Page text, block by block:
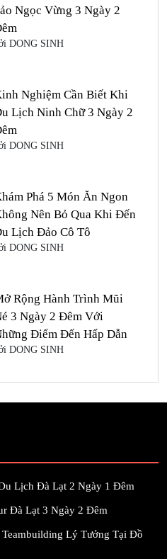
Ngọc Vừng 3 Ngày 2
DONG SINH
Nghiệm Cần Biết Khi
Lịch Ninh Chữ 3 Ngày 2
DONG SINH
Phá 5 Món Ăn Ngon
Nên Bỏ Qua Khi Đến
Lịch Đảo Cô Tô
DONG SINH
Rộng Hành Trình Mũi
3 Ngày 2 Đêm Với
Điểm Đến Hấp Dẫn
DONG SINH
Lịch Đà Lạt 2 Ngày 1 Đêm
Đà Lạt 3 Ngày 2 Đêm
Lý Tưởng Tại Đồ